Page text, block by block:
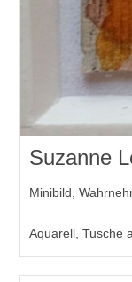
Suzanne
Minibild,
Aquarell, Tusche